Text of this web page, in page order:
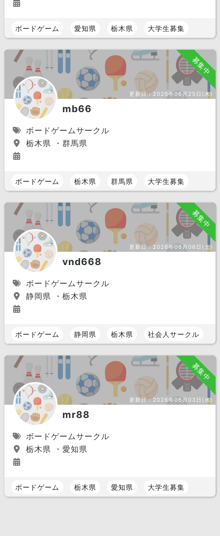
ボードゲーム 愛知県 栃木県 大学生募集
募集中
更新日：2026年06月25日(木)
mb66
ボードゲームサークル
栃木県 ・群馬県
ボードゲーム 栃木県 群馬県 大学生募集
募集中
更新日：2026年06月06日(土)
vnd668
ボードゲームサークル
静岡県 ・栃木県
ボードゲーム 静岡県 栃木県 社会人サークル
募集中
更新日：2026年06月03日(水)
mr88
ボードゲームサークル
栃木県 ・愛知県
ボードゲーム 栃木県 愛知県 大学生募集